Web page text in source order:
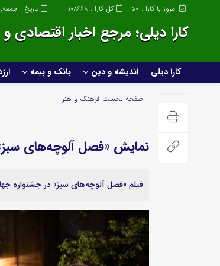
کل کارا : 108668 امروز با کارا : 50 تاریخ : جمعه, ۱۶ مرداد , ۱۴۰۵
کارا دیلی؛ مرجع اخبار اقتصادی
کارا دیلی اندیشه و دین بانک و بیمه
صنعت خودروسازی
خودرو و حمل و نقل
علمی و
صفحه نخست فرهنگ و هنر
نمایش «فصل آلوچه‌های
فیلم «فصل آلوچه‌های سبز» در جشنواره